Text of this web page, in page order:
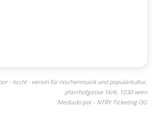
- liccht - verein für nischenmusik und populärkultur,
pfarrhofgasse 16/6, 1030 wien
Mediado por - NTRY Ticketing OG